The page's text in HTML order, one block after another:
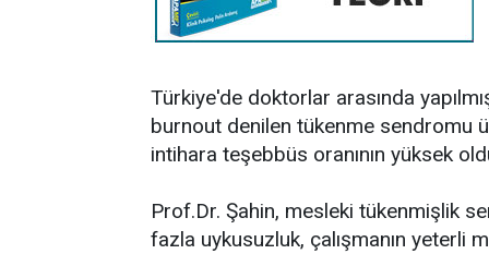
Türkiye'de doktorlar arasında
burnout denilen tükenme sendromu
intihara teşebbüs oranının yüksek
Prof.Dr. Şahin, mesleki tükenmişlik
fazla uykusuzluk, çalışmanın yeterli